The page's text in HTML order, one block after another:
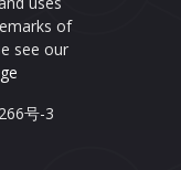
of
see our
号-3